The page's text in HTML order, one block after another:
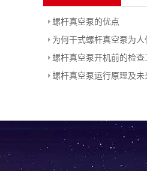
螺杆真空泵的优点
为何干式螺杆真空泵为人
螺杆真空泵开机前的检查
螺杆真空泵运行原理及未